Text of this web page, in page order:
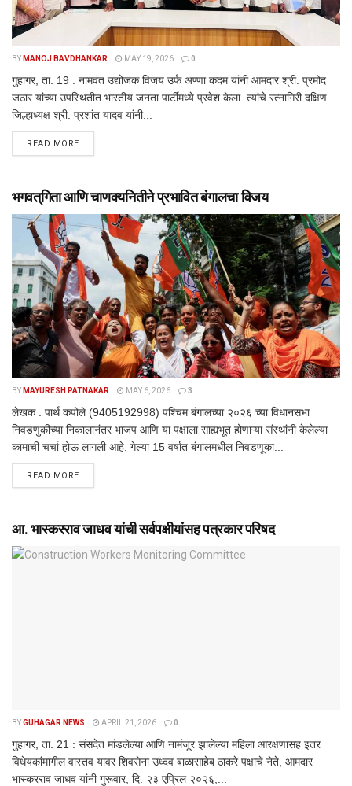
BY MANOJ BAVDHANKAR MAY 19, 2026 0
गुहागर, ता. 19 : नामवंत उद्योजक विजय उर्फ अण्णा कदम यांनी आमदार श्री. प्रमोद
जठार यांच्या उपस्थितीत भारतीय जनता पार्टीमध्ये प्रवेश केला. त्यांचे रत्नागिरी दक्षिण
जिल्हाध्यक्ष श्री. प्रशांत यादव यांनी...
READ MOREDETAILS
भगवत्‌गिता आणि चाणक्यनितीने प्रभावित बंगालचा विजय
BY MAYURESH PATNAKAR MAY 6, 2026 3
लेखक : पार्थ कपोले (9405192998) पश्चिम बंगालच्या २०२६ च्या विधानसभा
निवडणुकीच्या निकालानंतर भाजप आणि या पक्षाला साह्यभूत होणाऱ्या संस्थांनी केलेल्या
कामाची चर्चा होऊ लागली आहे. गेल्या 15 वर्षात बंगालमधील निवडणूका...
READ MOREDETAILS
आ. भास्करराव जाधव यांची सर्वपक्षीयांसह पत्रकार परिषद
BYGUHAGAR NEWS APRIL 21, 2026 0
गुहागर, ता. 21 : संसदेत मांडलेल्या आणि नामंजूर झालेल्या महिला आरक्षणासह इतर
विधेयकांमागील वास्तव यावर शिवसेना उध्दव बाळासाहेब ठाकरे पक्षाचे नेते, आमदार
भास्करराव जाधव यांनी गुरूवार, दि. २३ एप्रिल २०२६,...